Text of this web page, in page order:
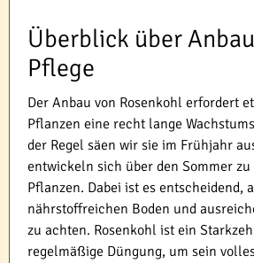
Überblick über
Pflege
Der Anbau von Rosenkohl erfordert
Pflanzen eine recht lange
der Regel säen wir sie im Frühjahr
entwickeln sich über den Sommer
Pflanzen. Dabei ist es entscheidend,
nährstoffreichen Boden und
zu achten. Rosenkohl ist ein
regelmäßige Düngung, um sein